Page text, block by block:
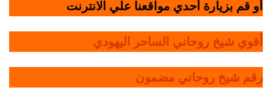
أو قم بزيارة أحدي مواقعنا علي الانترنت
أقوي شيخ روحاني الساحر اليهودي
رقم شيخ روحاني مضمون